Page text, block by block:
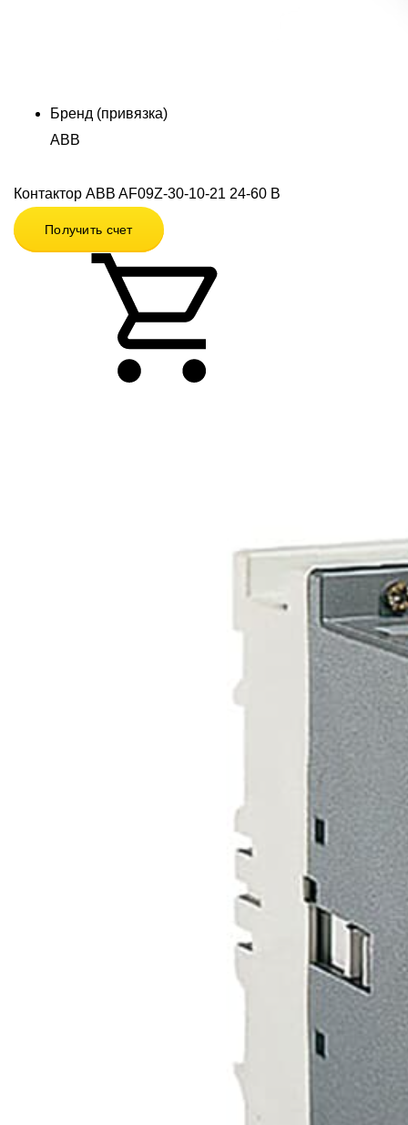
Бренд (привязка)
ABB
Контактор ABB AF09Z-30-10-21 24-60 В
Получить счет